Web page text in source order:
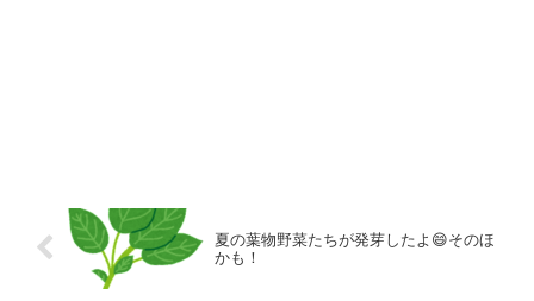
夏の葉物野菜たちが発芽したよ😄そのほ
かも！